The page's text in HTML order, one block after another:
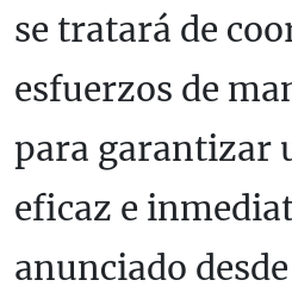
se tratará de
esfuerzos de
para garantizar
eficaz e
anunciado